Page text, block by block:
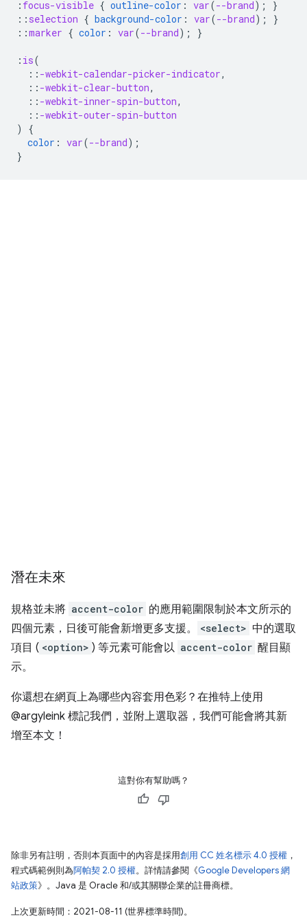
: focus-visible { outline-color : var(--brand);
}
:: selection { background-color : var(--brand);
}
::marker { color : var(--brand); }
: is(
:: -webkit-calendar-picker-indicator,
:: -webkit-clear-button,
:: -webkit-inner-spin-button,
:: -webkit-outer-spin-button
)
{
color : var(--brand);
}
潛在未來
規格並未將 accent-color 的應用範圍限制於本文所示的
四個元素，日後可能會新增更多支援。
<select> 中的選取
項目 ( <option> ) 等元素可能會以 accent-color 醒目顯
示。
你還想在網頁上為哪些內容套用色彩？在推特上使用
@argyleink 標記我們，並附上選取器，我們可能會將其新
增至本文！
這對你有幫助嗎？
除非另有註明，否則本頁面中的內容是採用創用 CC 姓名標示 4.0 授權 ，
程式碼範例則為阿帕契 2.0 授權。詳情請參閱《Google Developers 網
站政策》。Java 是 Oracle 和/或其關聯企業的註冊商標。
上次更新時間：2021-08-11 (世界標準時間)。